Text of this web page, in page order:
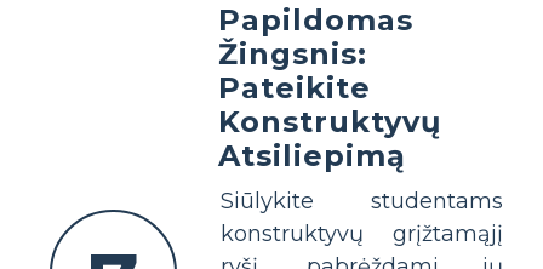
Papildomas
Žingsnis:
Pateikite
Konstruktyvų
Atsiliepimą
Siūlykite studentams
konstruktyvų grįžtamąjį